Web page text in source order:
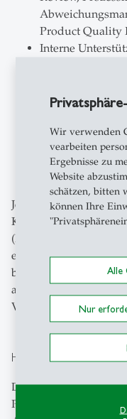
Wir verwenden
vearbeiten
Ergebnisse zu
Website
schätzen, bitten
können Ihre
Alle
Nur
Product Quality
Interne
Jedes Prozessfeld
KPI‑Sets
(Reifegrad) bewertet,
erfolgreiche
berücksichtigen wir
aussagekräftige
Vergleiche zu
Hintergrund
Das QA
Pharmaunternehmen